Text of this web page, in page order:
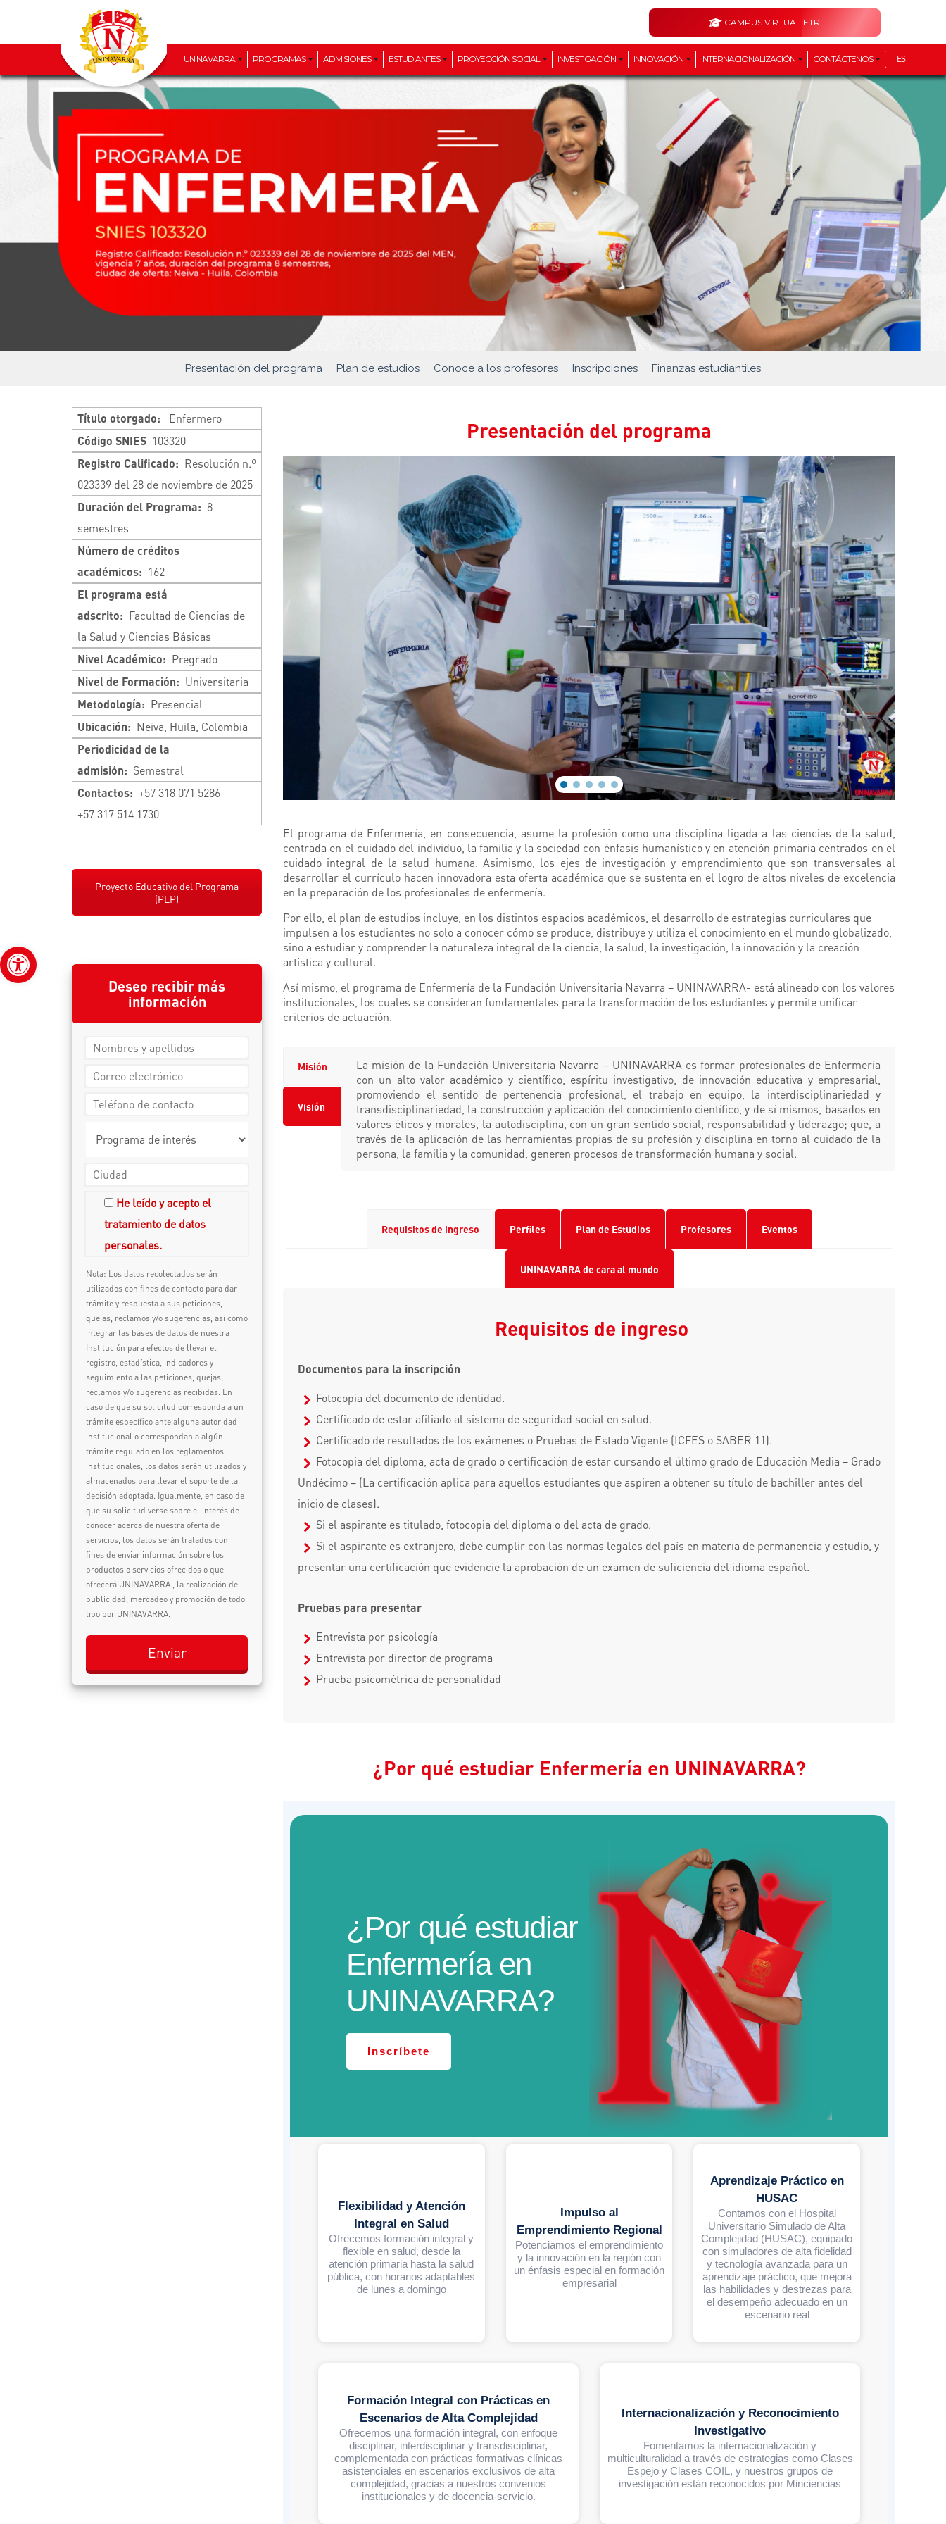
Abrir barra de herramientas
CAMPUS VIRTUAL ETR
UNINAVARRA PROGRAMAS ADMISIONES ESTUDIANTES PROYECCIÓN SOCIAL INVESTIGACIÓN INNOVACIÓN INTERNACIONALIZACIÓN CONTÁCTENOS ES
Presentación del programa Plan de estudios Conoce a los profesores Inscripciones Finanzas estudiantiles
Título otorgado: Enfermero
Código SNIES 103320
Registro Calificado: Resolución n.º
023339 del 28 de noviembre de 2025
Duración del Programa: 8
semestres
Número de créditos
académicos: 162
El programa está
adscrito: Facultad de Ciencias de
la Salud y Ciencias Básicas
Nivel Académico: Pregrado
Nivel de Formación: Universitaria
Metodología: Presencial
Ubicación: Neiva, Huila, Colombia
Periodicidad de la
admisión: Semestral
Contactos: +57 318 071 5286
+57 317 514 1730
Proyecto Educativo del Programa
(PEP)
Deseo recibir más
información
He leído y acepto el
tratamiento de datos
personales.
Nota: Los datos recolectados serán
utilizados con fines de contacto para dar
trámite y respuesta a sus peticiones,
quejas, reclamos y/o sugerencias, así como
integrar las bases de datos de nuestra
Institución para efectos de llevar el
registro, estadística, indicadores y
seguimiento a las peticiones, quejas,
reclamos y/o sugerencias recibidas. En
caso de que su solicitud corresponda a un
trámite específico ante alguna autoridad
institucional o correspondan a algún
trámite regulado en los reglamentos
institucionales, los datos serán utilizados y
almacenados para llevar el soporte de la
decisión adoptada. Igualmente, en caso de
que su solicitud verse sobre el interés de
conocer acerca de nuestra oferta de
servicios, los datos serán tratados con
fines de enviar información sobre los
productos o servicios ofrecidos o que
ofrecerá UNINAVARRA., la realización de
publicidad, mercadeo y promoción de todo
tipo por UNINAVARRA.
Presentación del programa
El programa de Enfermería, en consecuencia, asume la profesión como una disciplina ligada a las ciencias de la salud,
centrada en el cuidado del individuo, la familia y la sociedad con énfasis humanístico y en atención primaria centrados en el
cuidado integral de la salud humana. Asimismo, los ejes de investigación y emprendimiento que son transversales al
desarrollar el currículo hacen innovadora esta oferta académica que se sustenta en el logro de altos niveles de excelencia
en la preparación de los profesionales de enfermería.
Por ello, el plan de estudios incluye, en los distintos espacios académicos, el desarrollo de estrategias curriculares que
impulsen a los estudiantes no solo a conocer cómo se produce, distribuye y utiliza el conocimiento en el mundo globalizado,
sino a estudiar y comprender la naturaleza integral de la ciencia, la salud, la investigación, la innovación y la creación
artística y cultural.
Así mismo, el programa de Enfermería de la Fundación Universitaria Navarra – UNINAVARRA- está alineado con los valores
institucionales, los cuales se consideran fundamentales para la transformación de los estudiantes y permite unificar
criterios de actuación.
Misión
Visión
La misión de la Fundación Universitaria Navarra – UNINAVARRA es formar profesionales de Enfermería
con un alto valor académico y científico, espíritu investigativo, de innovación educativa y empresarial,
promoviendo el sentido de pertenencia profesional, el trabajo en equipo, la interdisciplinariedad y
transdisciplinariedad, la construcción y aplicación del conocimiento científico, y de sí mismos, basados en
valores éticos y morales, la autodisciplina, con un gran sentido social, responsabilidad y liderazgo; que, a
través de la aplicación de las herramientas propias de su profesión y disciplina en torno al cuidado de la
persona, la familia y la comunidad, generen procesos de transformación humana y social.
Requisitos de ingreso Perfiles Plan de Estudios Profesores Eventos
UNINAVARRA de cara al mundo
Requisitos de ingreso
Documentos para la inscripción
Fotocopia del documento de identidad.
Certificado de estar afiliado al sistema de seguridad social en salud.
Certificado de resultados de los exámenes o Pruebas de Estado Vigente (ICFES o SABER 11).
Fotocopia del diploma, acta de grado o certificación de estar cursando el último grado de Educación Media – Grado
Undécimo – (La certificación aplica para aquellos estudiantes que aspiren a obtener su título de bachiller antes del
inicio de clases).
Si el aspirante es titulado, fotocopia del diploma o del acta de grado.
Si el aspirante es extranjero, debe cumplir con las normas legales del país en materia de permanencia y estudio, y
presentar una certificación que evidencie la aprobación de un examen de suficiencia del idioma español.
Pruebas para presentar
Entrevista por psicología
Entrevista por director de programa
Prueba psicométrica de personalidad
¿Por qué estudiar Enfermería en UNINAVARRA?
¿Por qué estudiar
Enfermería en
UNINAVARRA?
Inscríbete
Flexibilidad y Atención
Integral en Salud
Ofrecemos formación integral y
flexible en salud, desde la
atención primaria hasta la salud
pública, con horarios adaptables
de lunes a domingo
Impulso al
Emprendimiento Regional
Potenciamos el emprendimiento
y la innovación en la región con
un énfasis especial en formación
empresarial
Aprendizaje Práctico en
HUSAC
Contamos con el Hospital
Universitario Simulado de Alta
Complejidad (HUSAC), equipado
con simuladores de alta fidelidad
y tecnología avanzada para un
aprendizaje práctico, que mejora
las habilidades y destrezas para
el desempeño adecuado en un
escenario real
Formación Integral con Prácticas en
Escenarios de Alta Complejidad
Ofrecemos una formación integral, con enfoque
disciplinar, interdisciplinar y transdisciplinar,
complementada con prácticas formativas clínicas
asistenciales en escenarios exclusivos de alta
complejidad, gracias a nuestros convenios
institucionales y de docencia-servicio.
Internacionalización y Reconocimiento
Investigativo
Fomentamos la internacionalización y
multiculturalidad a través de estrategias como Clases
Espejo y Clases COIL, y nuestros grupos de
investigación están reconocidos por Minciencias